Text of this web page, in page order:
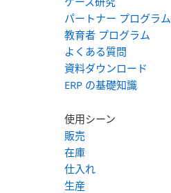
パートナー プログラム
教育者 プログラム
よくある質問
資料ダウンロード
ERP の基礎知識
使用シーン
販売
在庫
仕入れ
生産